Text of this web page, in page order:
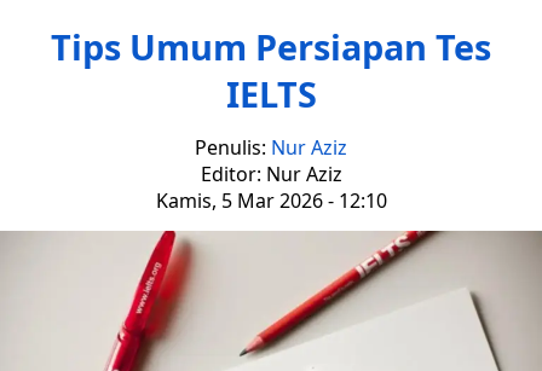
Tips Umum Persiapan Tes
IELTS
Penulis: Nur Aziz
Editor: Nur Aziz
Kamis, 5 Mar 2026 - 12:10